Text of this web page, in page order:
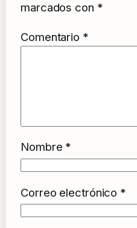
marcados con *
Comentario *
Nombre *
Correo electrónico *